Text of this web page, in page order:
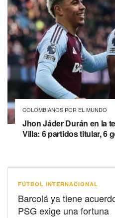
COLOMBIANOS POR EL MUNDO
Jhon Jáder Durán en la
Villa: 6 partidos titular, 6
FÚTBOL INTERNACIONAL
Barcolá ya tiene
PSG exige una fortuna